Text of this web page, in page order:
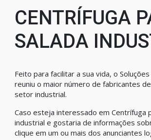
CENTRÍFUGA
SALADA
Feito para facilitar a sua vida, o
reuniu o maior número de fabricantes
setor industrial.
Caso esteja interessado em Centrífuga
industrial e gostaria de informações
clique em um ou mais dos anunciantes